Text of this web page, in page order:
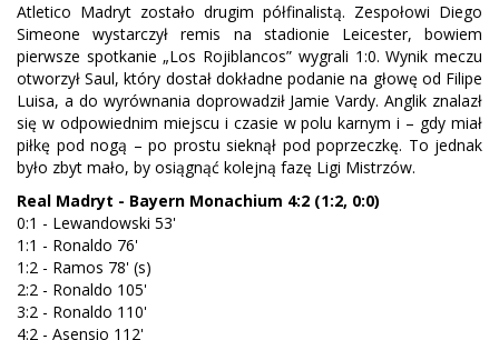
Atletico Madryt zostało drugim półfinalistą. Zespołowi Diego
Simeone wystarczył remis na stadionie Leicester, bowiem
pierwsze spotkanie „Los Rojiblancos” wygrali 1:0. Wynik meczu
otworzył Saul, który dostał dokładne podanie na głowę od Filipe
Luisa, a do wyrównania doprowadził Jamie Vardy. Anglik znalazł
się w odpowiednim miejscu i czasie w polu karnym i – gdy miał
piłkę pod nogą – po prostu sieknął pod poprzeczkę. To jednak
było zbyt mało, by osiągnąć kolejną fazę Ligi Mistrzów.
Real Madryt - Bayern Monachium 4:2 (1:2, 0:0)
0:1 - Lewandowski 53'
1:1 - Ronaldo 76'
1:2 - Ramos 78' (s)
2:2 - Ronaldo 105'
3:2 - Ronaldo 110'
4:2 - Asensio 112'